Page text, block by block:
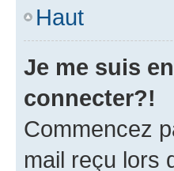
Haut
Je me suis
connecter?!
Commencez
mail reçu lors